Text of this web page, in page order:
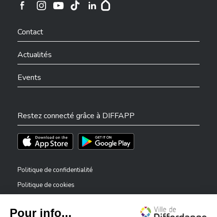
Code postal*
Ville de Differdange sur Instagram
Contact
Actualités
Events
Restez connecté grâce à DIFFAPP
Téléchargez l'app sur l'App StoreTéléchargez l'app sur Play Store
Politique de confidentialité
Politique de cookies
Déclaration d’accessibilité